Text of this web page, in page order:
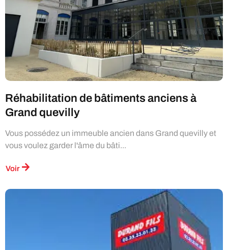
Réhabilitation de bâtiments anciens à
Grand quevilly
Vous possédez un immeuble ancien dans Grand quevilly et
vous voulez garder l'âme du bâti...
Voir